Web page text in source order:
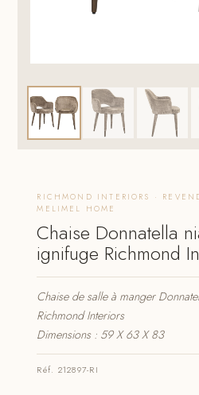
RICHMOND INTERIORS ·
MELIMEL HOME
Chaise Donnatella
ignifuge Richmond
Chaise de salle à manger
Richmond Interiors
Dimensions : 59 X 63 X 83
Réf. 212897-RI